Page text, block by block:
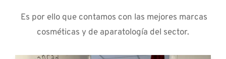
Es por ello que contamos con las mejores marcas
cosméticas y de aparatología del sector.